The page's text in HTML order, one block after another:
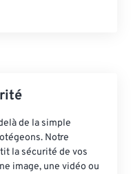
de la simple
Notre
la sécurité de vos
image, une vidéo ou